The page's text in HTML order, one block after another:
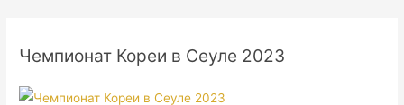
Чемпионат Кореи в Сеуле 2023